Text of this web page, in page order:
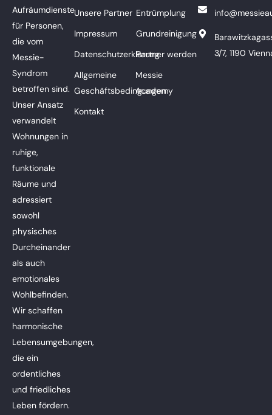
Aufräumdienste
für Personen,
die vom
Messie-
Syndrom
betroffen sind.
Unser Ansatz
verwandelt
Wohnungen in
ruhige,
funktionale
Räume und
adressiert
sowohl
physisches
Durcheinander
als auch
emotionales
Wohlbefinden.
Wir schaffen
harmonische
Lebensumgebungen,
die ein
ordentliches
und friedliches
Leben fördern.
Unsere Partner
Impressum
Datenschutzerklärung
Allgemeine
Geschäftsbedingungen
Kontakt
Entrümplung
Grundreinigung
Partner werden
Messie
Academy
3/7, 1190